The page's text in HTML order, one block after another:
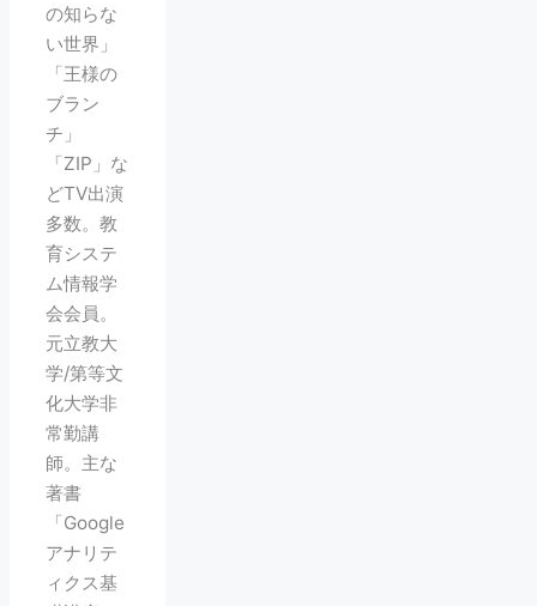
の知らな
い世界」
「王様の
ブラン
チ」
「ZIP」な
どTV出演
多数。教
育システ
ム情報学
会会員。
元立教大
学/第等文
化大学非
常勤講
師。主な
著書
「Google
アナリテ
ィクス基